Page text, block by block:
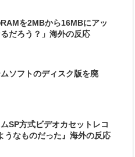
を2MBから16MBにアッ
だろう？」海外の反応
ソフトのディスク版を廃
SP方式ビデオカセットレコ
うなものだった』海外の反応